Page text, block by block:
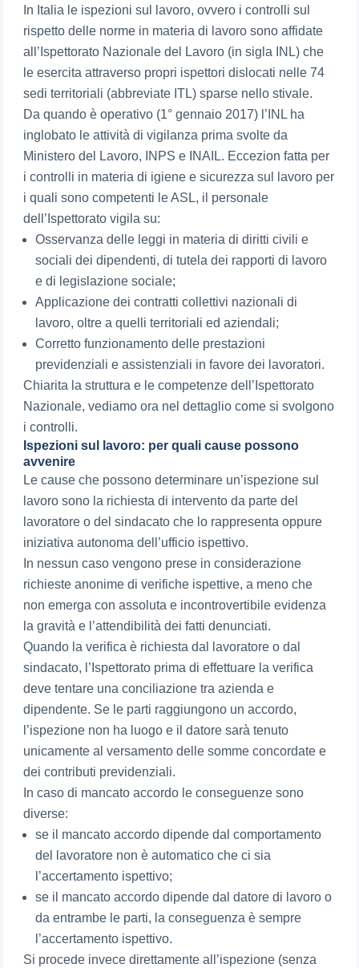
In Italia le ispezioni sul lavoro, ovvero i controlli sul
rispetto delle norme in materia di lavoro sono affidate
all’Ispettorato Nazionale del Lavoro (in sigla INL) che
le esercita attraverso propri ispettori dislocati nelle 74
sedi territoriali (abbreviate ITL) sparse nello stivale.
Da quando è operativo (1° gennaio 2017) l’INL ha
inglobato le attività di vigilanza prima svolte da
Ministero del Lavoro, INPS e INAIL. Eccezion fatta per
i controlli in materia di igiene e sicurezza sul lavoro per
i quali sono competenti le ASL, il personale
dell’Ispettorato vigila su:
Osservanza delle leggi in materia di diritti civili e
sociali dei dipendenti, di tutela dei rapporti di lavoro
e di legislazione sociale;
Applicazione dei contratti collettivi nazionali di
lavoro, oltre a quelli territoriali ed aziendali;
Corretto funzionamento delle prestazioni
previdenziali e assistenziali in favore dei lavoratori.
Chiarita la struttura e le competenze dell’Ispettorato
Nazionale, vediamo ora nel dettaglio come si svolgono
i controlli.
Ispezioni sul lavoro: per quali cause possono
avvenire
Le cause che possono determinare un’ispezione sul
lavoro sono la richiesta di intervento da parte del
lavoratore o del sindacato che lo rappresenta oppure
iniziativa autonoma dell’ufficio ispettivo.
In nessun caso vengono prese in considerazione
richieste anonime di verifiche ispettive, a meno che
non emerga con assoluta e incontrovertibile evidenza
la gravità e l’attendibilità dei fatti denunciati.
Quando la verifica è richiesta dal lavoratore o dal
sindacato, l’Ispettorato prima di effettuare la verifica
deve tentare una conciliazione tra azienda e
dipendente. Se le parti raggiungono un accordo,
l’ispezione non ha luogo e il datore sarà tenuto
unicamente al versamento delle somme concordate e
dei contributi previdenziali.
In caso di mancato accordo le conseguenze sono
diverse:
se il mancato accordo dipende dal comportamento
del lavoratore non è automatico che ci sia
l’accertamento ispettivo;
se il mancato accordo dipende dal datore di lavoro o
da entrambe le parti, la conseguenza è sempre
l’accertamento ispettivo.
Si procede invece direttamente all’ispezione (senza